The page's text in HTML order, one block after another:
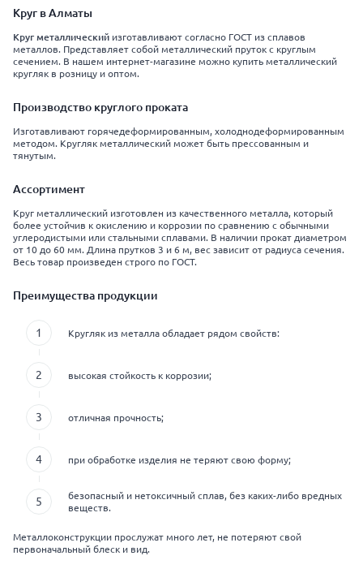
Круг в Алматы
Круг металлический изготавливают согласно ГОСТ из сплавов
металлов. Представляет собой металлический пруток с круглым
сечением. В нашем интернет-магазине можно купить металлический
кругляк в розницу и оптом.
Производство круглого проката
Изготавливают горячедеформированным, холоднодеформированным
методом. Кругляк металлический может быть прессованным и
тянутым.
Ассортимент
Круг металлический изготовлен из качественного металла, который
более устойчив к окислению и коррозии по сравнению с обычными
углеродистыми или стальными сплавами. В наличии прокат диаметром
от 10 до 60 мм. Длина прутков 3 и 6 м, вес зависит от радиуса сечения.
Весь товар произведен строго по ГОСТ.
Преимущества продукции
Кругляк из металла обладает рядом свойств:
высокая стойкость к коррозии;
отличная прочность;
при обработке изделия не теряют свою форму;
безопасный и нетоксичный сплав, без каких-либо вредных
веществ.
Металлоконструкции прослужат много лет, не потеряют свой
первоначальный блеск и вид.